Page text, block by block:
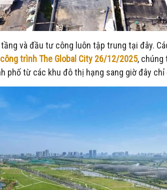
và đầu tư công luôn tập trung tại đây.
trình The Global City 26/12/2025, chúng
phố từ các khu đô thị hạng sang giờ đây